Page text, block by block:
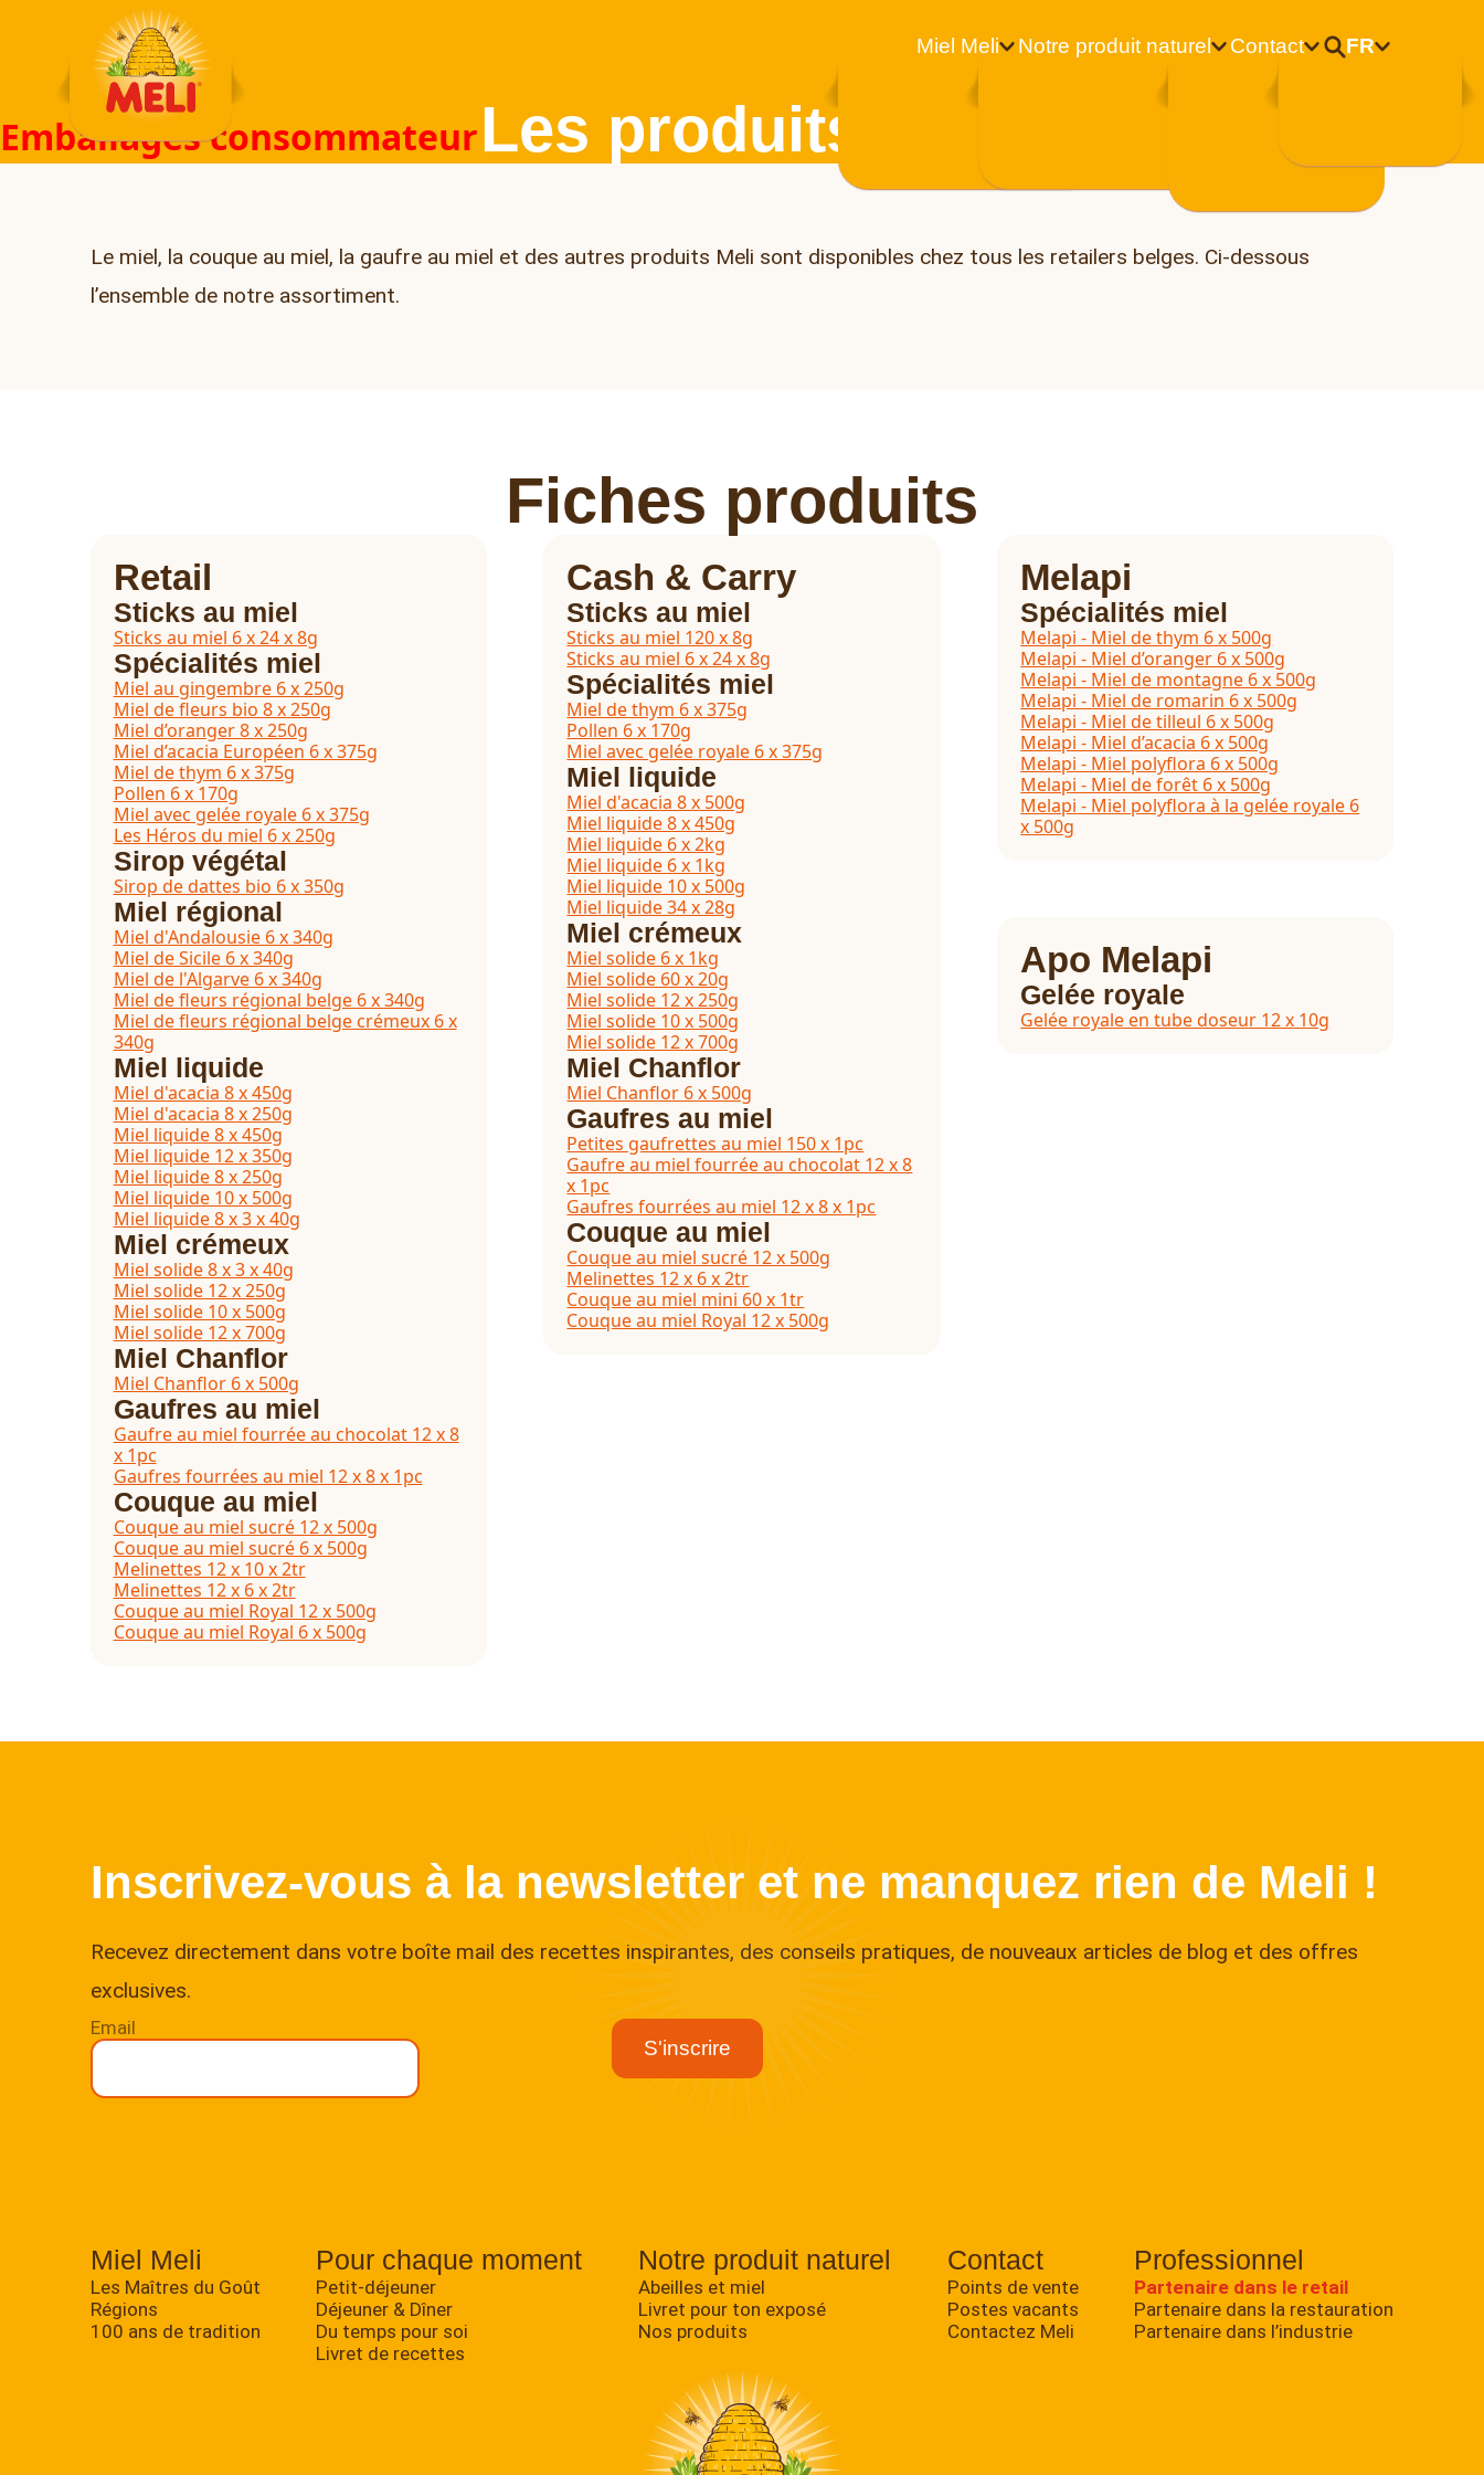
Miel Meli Notre produit naturel Contact FR
Emballages consommateurLes produits Meli
Le miel, la couque au miel, la gaufre au miel et des autres produits Meli sont disponibles chez tous les retailers belges. Ci-dessous
l’ensemble de notre assortiment.
Fiches produits
Retail
Sticks au miel
Sticks au miel 6 x 24 x 8g
Spécialités miel
Miel au gingembre 6 x 250g
Miel de fleurs bio 8 x 250g
Miel d’oranger 8 x 250g
Miel d’acacia Européen 6 x 375g
Miel de thym 6 x 375g
Pollen 6 x 170g
Miel avec gelée royale 6 x 375g
Les Héros du miel 6 x 250g
Sirop végétal
Sirop de dattes bio 6 x 350g
Miel régional
Miel d'Andalousie 6 x 340g
Miel de Sicile 6 x 340g
Miel de l'Algarve 6 x 340g
Miel de fleurs régional belge 6 x 340g
Miel de fleurs régional belge crémeux 6 x
340g
Miel liquide
Miel d'acacia 8 x 450g
Miel d'acacia 8 x 250g
Miel liquide 8 x 450g
Miel liquide 12 x 350g
Miel liquide 8 x 250g
Miel liquide 10 x 500g
Miel liquide 8 x 3 x 40g
Miel crémeux
Miel solide 8 x 3 x 40g
Miel solide 12 x 250g
Miel solide 10 x 500g
Miel solide 12 x 700g
Miel Chanflor
Miel Chanflor 6 x 500g
Gaufres au miel
Gaufre au miel fourrée au chocolat 12 x 8
x 1pc
Gaufres fourrées au miel 12 x 8 x 1pc
Couque au miel
Couque au miel sucré 12 x 500g
Couque au miel sucré 6 x 500g
Melinettes 12 x 10 x 2tr
Melinettes 12 x 6 x 2tr
Couque au miel Royal 12 x 500g
Couque au miel Royal 6 x 500g
Cash & Carry
Sticks au miel
Sticks au miel 120 x 8g
Sticks au miel 6 x 24 x 8g
Spécialités miel
Miel de thym 6 x 375g
Pollen 6 x 170g
Miel avec gelée royale 6 x 375g
Miel liquide
Miel d'acacia 8 x 500g
Miel liquide 8 x 450g
Miel liquide 6 x 2kg
Miel liquide 6 x 1kg
Miel liquide 10 x 500g
Miel liquide 34 x 28g
Miel crémeux
Miel solide 6 x 1kg
Miel solide 60 x 20g
Miel solide 12 x 250g
Miel solide 10 x 500g
Miel solide 12 x 700g
Miel Chanflor
Miel Chanflor 6 x 500g
Gaufres au miel
Petites gaufrettes au miel 150 x 1pc
Gaufre au miel fourrée au chocolat 12 x 8
x 1pc
Gaufres fourrées au miel 12 x 8 x 1pc
Couque au miel
Couque au miel sucré 12 x 500g
Melinettes 12 x 6 x 2tr
Couque au miel mini 60 x 1tr
Couque au miel Royal 12 x 500g
Melapi
Spécialités miel
Melapi - Miel de thym 6 x 500g
Melapi - Miel d’oranger 6 x 500g
Melapi - Miel de montagne 6 x 500g
Melapi - Miel de romarin 6 x 500g
Melapi - Miel de tilleul 6 x 500g
Melapi - Miel d’acacia 6 x 500g
Melapi - Miel polyflora 6 x 500g
Melapi - Miel de forêt 6 x 500g
Melapi - Miel polyflora à la gelée royale 6
x 500g
Apo Melapi
Gelée royale
Gelée royale en tube doseur 12 x 10g
Inscrivez-vous à la newsletter et ne manquez rien de Meli !
Recevez directement dans votre boîte mail des recettes inspirantes, des conseils pratiques, de nouveaux articles de blog et des offres
exclusives.
Email
Miel Meli
Les Maîtres du Goût
Régions
100 ans de tradition
Pour chaque moment
Petit-déjeuner
Déjeuner & Dîner
Du temps pour soi
Livret de recettes
Notre produit naturel
Abeilles et miel
Livret pour ton exposé
Nos produits
Contact
Points de vente
Postes vacants
Contactez Meli
Professionnel
Partenaire dans le retail
Partenaire dans la restauration
Partenaire dans l’industrie